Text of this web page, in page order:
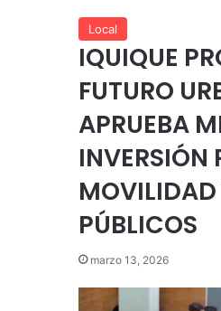
Local
IQUIQUE
FUTURO
APRUEBA
INVERSIÓN
MOVILIDAD
PÚBLICOS
marzo 13, 2026